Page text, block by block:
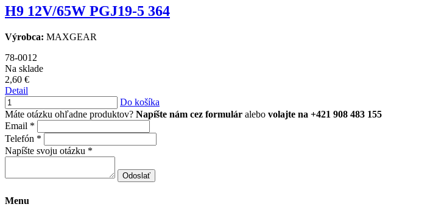
H9 12V/65W PGJ19-5 364
Výrobca: MAXGEAR
78-0012
Na sklade
2,60 €
Detail
Do košíka
Máte otázku ohľadne produktov? Napíšte nám cez formulár alebo volajte na +421 908 483 155
Email *
Telefón *
Napíšte svoju otázku *
Odoslať
Menu